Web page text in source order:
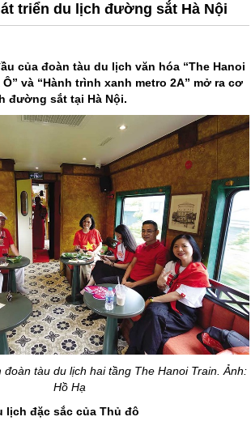
triển du lịch đường sắt Hà Nội
của đoàn tàu du lịch văn hóa “The Hanoi
và “Hành trình xanh metro 2A” mở ra cơ
đường sắt tại Hà Nội.
đoàn tàu du lịch hai tầng The Hanoi Train. Ảnh:
Hồ Hạ
lịch đặc sắc của Thủ đô